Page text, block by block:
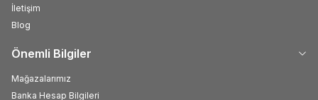
İletişim
Blog
Önemli Bilgiler
Mağazalarımız
Banka Hesap Bilgileri